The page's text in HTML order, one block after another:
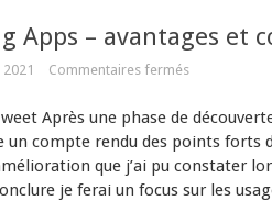
Apps – avantages et
Commentaires fermés
Après une phase de
un compte rendu des points forts
que j’ai pu constater
je ferai un focus sur les